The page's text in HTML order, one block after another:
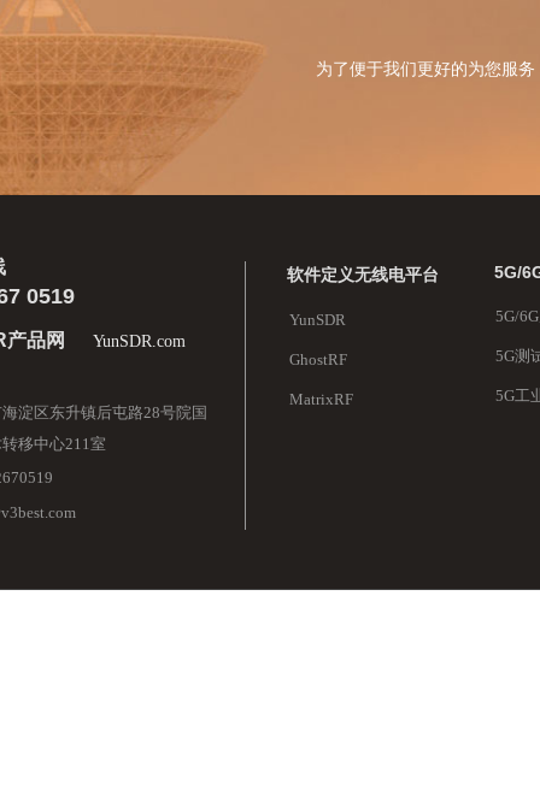
为了便于我们更好的为您服
YunSDR
GhostRF
MatrixRF
软件定义无线电平台
淀区东升镇后屯路28号院国
移中心211室
0519
5G/
5G/
5G测
5G工
YunSDR.com
品网